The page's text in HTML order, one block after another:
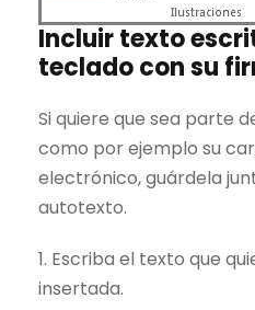
Incluir texto
teclado con su
Si quiere que sea parte
como por ejemplo su
electrónico, guárdela
autotexto.
1. Escriba el texto que
insertada.